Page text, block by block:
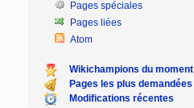
Pages spéciales
Pages liées
Atom
Wikichampions du moment
Pages les plus demandées
Modifications récentes